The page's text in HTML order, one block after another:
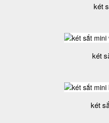
két
két
két